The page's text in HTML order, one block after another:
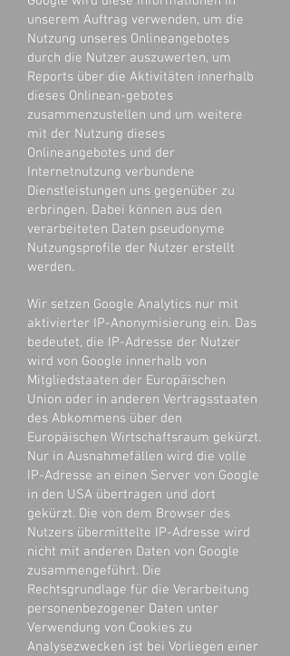
unserem Auftrag verwenden, um die
Nutzung unseres Onlineangebotes
durch die Nutzer auszuwerten, um
Reports über die Aktivitäten innerhalb
dieses Onlinean-gebotes
zusammenzustellen und um weitere
mit der Nutzung dieses
Onlineangebotes und der
Internetnutzung verbundene
Dienstleistungen uns gegenüber zu
erbringen. Dabei können aus den
verarbeiteten Daten pseudonyme
Nutzungsprofile der Nutzer erstellt
werden.
Wir setzen Google Analytics nur mit
aktivierter IP-Anonymisierung ein. Das
bedeutet, die IP-Adresse der Nutzer
wird von Google innerhalb von
Mitgliedstaaten der Europäischen
Union oder in anderen Vertragsstaaten
des Abkommens über den
Europäischen Wirtschaftsraum gekürzt.
Nur in Ausnahmefällen wird die volle
IP-Adresse an einen Server von Google
in den USA übertragen und dort
gekürzt. Die von dem Browser des
Nutzers übermittelte IP-Adresse wird
nicht mit anderen Daten von Google
zusammengeführt. Die
Rechtsgrundlage für die Verarbeitung
personenbezogener Daten unter
Verwendung von Cookies zu
Analysezwecken ist bei Vorliegen einer